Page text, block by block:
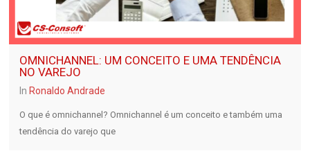
OMNICHANNEL: UM CONCEITO E UMA TENDÊNCIA
NO VAREJO
In Ronaldo Andrade
O que é omnichannel? Omnichannel é um conceito e também uma
tendência do varejo que